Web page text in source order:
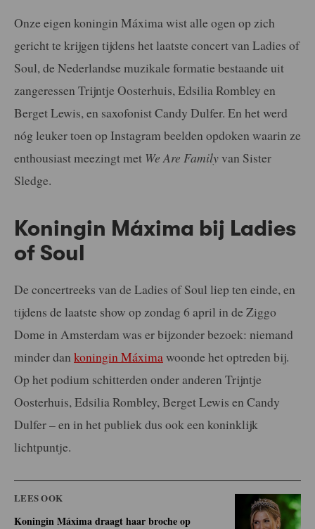
Onze eigen koningin Máxima wist alle ogen op zich
gericht te krijgen tijdens het laatste concert van Ladies of
Soul, de Nederlandse muzikale formatie bestaande uit
zangeressen Trijntje Oosterhuis, Edsilia Rombley en
Berget Lewis, en saxofonist Candy Dulfer. En het werd
nóg leuker toen op Instagram beelden opdoken waarin ze
enthousiast meezingt met We Are Familyvan Sister
Sledge.
Koningin Máxima bij Ladies
of Soul
De concertreeks van de Ladies of Soul liep ten einde, en
tijdens de laatste show op zondag 6 april in de Ziggo
Dome in Amsterdam was er bijzonder bezoek: niemand
minder dan koningin Máxima woonde het optreden bij.
Op het podium schitterden onder anderen Trijntje
Oosterhuis, Edsilia Rombley, Berget Lewis en Candy
Dulfer – en in het publiek dus ook een koninklijk
lichtpuntje.
LEES OOK
Koningin Máxima draagt haar broche op